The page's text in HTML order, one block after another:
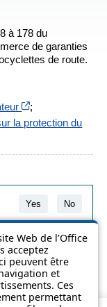
Web de l’Office
acceptez
peuvent être
et
Ces
permettant
à 178 du
de garanties
de route.
Cet hyperlien
;
la protection du
dans une nouvelle
Yes No
in simple terms to
the texts of the laws